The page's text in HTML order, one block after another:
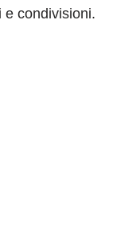
e condivisioni.